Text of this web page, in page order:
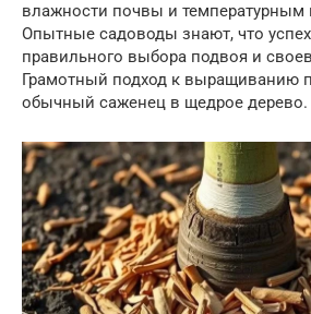
влажности почвы и температурным
Опытные садоводы знают, что
правильного выбора подвоя и
Грамотный подход к выращиванию
обычный саженец в щедрое дерево.